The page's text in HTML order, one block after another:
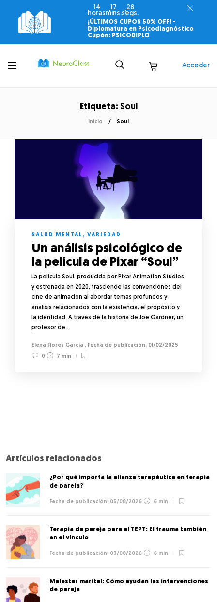
14
horas
17
mins.
28
segs.
¡ÚLTIMOS CUPOS 50% OFF! -
Diplomatura en Psicodiagnóstico
Cupón: PSICODIPLO
Toggle
menu
Acceder
Etiqueta: Soul
Inicio Soul
SALUD MENTAL , VARIEDAD
Un análisis psicológico de
la película de Pixar “Soul”
La película Soul, producida por Pixar Animation Studios
y estrenada en 2020, trasciende las convenciones del
cine de animación al abordar temas profundos y
análisis relacionados con la existencia, el propósito y
la identidad. A través de la historia de Joe Gardner, un
profesor de…
Elena Flores García ,
01/02/2025
0
7 min
Artículos relacionados
¿Por qué importa la alianza terapéutica en terapia
de pareja?
05/08/2026 6 min
Terapia de pareja para el TEPT: El trauma también
en el vínculo
03/08/2026 6 min
Malestar marital: Cómo ayudan las intervenciones
de pareja